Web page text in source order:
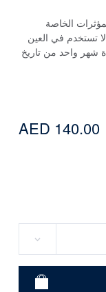
الخاصة
لا تستخدم في العين
شهر واحد من تاريخ
AED 140.00